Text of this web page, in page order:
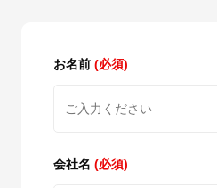
お名前 (必須)
会社名 (必須)